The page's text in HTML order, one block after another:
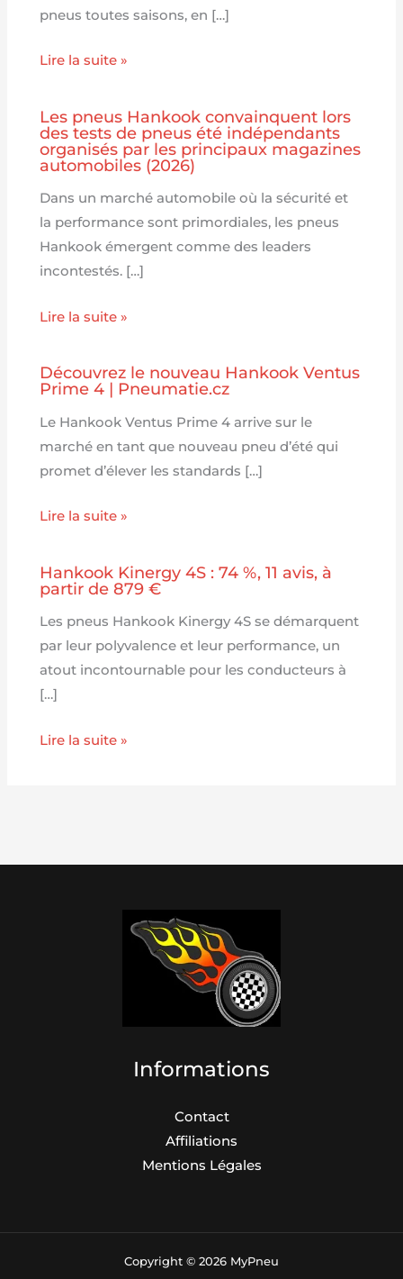
pneus toutes saisons, en […]
Lire la suite »
Les pneus Hankook convainquent lors
des tests de pneus été indépendants
organisés par les principaux magazines
automobiles (2026)
Dans un marché automobile où la sécurité et
la performance sont primordiales, les pneus
Hankook émergent comme des leaders
incontestés. […]
Lire la suite »
Découvrez le nouveau Hankook Ventus
Prime 4 | Pneumatie.cz
Le Hankook Ventus Prime 4 arrive sur le
marché en tant que nouveau pneu d’été qui
promet d’élever les standards […]
Lire la suite »
Hankook Kinergy 4S : 74 %, 11 avis, à
partir de 879 €
Les pneus Hankook Kinergy 4S se démarquent
par leur polyvalence et leur performance, un
atout incontournable pour les conducteurs à
[…]
Lire la suite »
Informations
Contact
Affiliations
Mentions Légales
Copyright © 2026 MyPneu